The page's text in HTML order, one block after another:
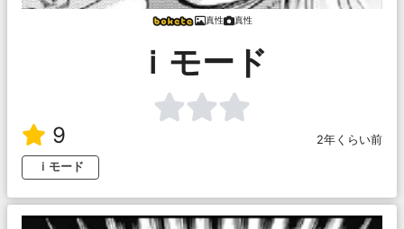
真性 真性
ｉモード
9
2年くらい前
ｉモード